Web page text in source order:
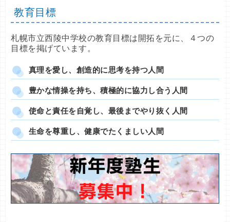
教育目標
札幌市立西陵中学校の教育目標は開拓を元に、４つの
目標を掲げています。
真理を愛し、創造的に思考を持つ人間
豊かな情操を持ち、積極的に協力し合う人間
使命と責任を自覚し、最後までやり抜く人間
生命を尊重し、健康でたくましい人間